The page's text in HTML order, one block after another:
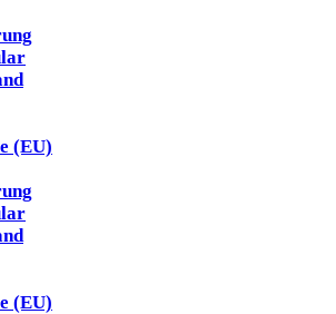
(EU)
(EU)